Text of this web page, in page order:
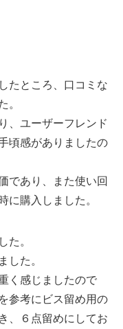
たところ、口コミな
。
、ユーザーフレンド
頃感がありましたの
であり、また使い回
に購入しました。
た。
した。
く感じましたので
参考にビス留め用の
、６点留めにしてお